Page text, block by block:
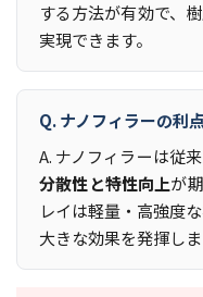
する方法が有効で、
実現できます。
Q. ナノフィラーの利
A. ナノフィラーは従
分散性と特性向上が
レイは軽量・高強度
大きな効果を発揮しま